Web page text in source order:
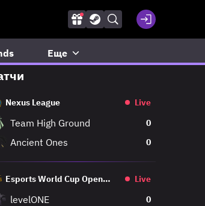
Еще
Nexus League Live
Team High Ground 0
Ancient Ones 0
Esports World Cup Open
Live
levelONE 0